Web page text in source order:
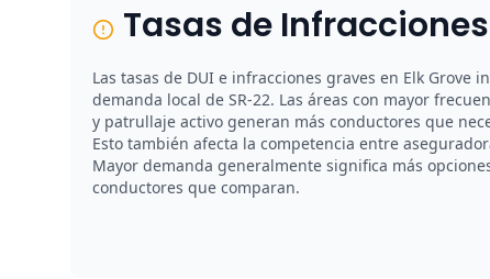
Tasas de Infracciones
Las tasas de DUI e infracciones graves en Elk Grove
demanda local de SR-22. Las áreas con mayor
y patrullaje activo generan más conductores que
Esto también afecta la competencia entre
Mayor demanda generalmente significa más
conductores que comparan.